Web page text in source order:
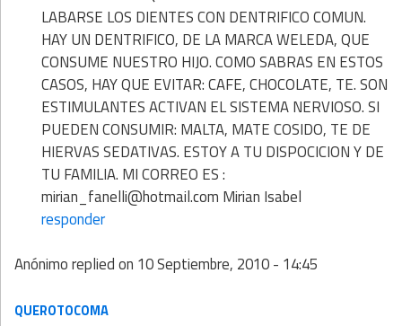
LABARSE LOS DIENTES CON DENTRIFICO COMUN.
HAY UN DENTRIFICO, DE LA MARCA WELEDA, QUE
CONSUME NUESTRO HIJO. COMO SABRAS EN ESTOS
CASOS, HAY QUE EVITAR: CAFE, CHOCOLATE, TE. SON
ESTIMULANTES ACTIVAN EL SISTEMA NERVIOSO. SI
PUEDEN CONSUMIR: MALTA, MATE COSIDO, TE DE
HIERVAS SEDATIVAS. ESTOY A TU DISPOCICION Y DE
TU FAMILIA. MI CORREO ES :
mirian_fanelli@hotmail.com Mirian Isabel
responder
Anónimoreplied on 10 Septiembre, 2010 - 14:45
QUEROTOCOMA